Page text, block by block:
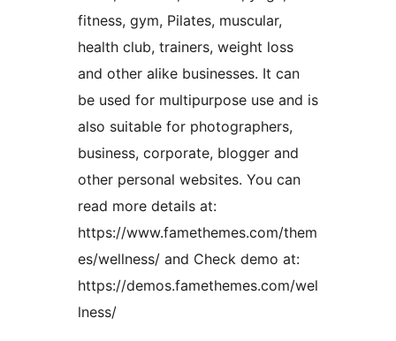
fitness, gym, Pilates, muscular,
health club, trainers, weight loss
and other alike businesses. It can
be used for multipurpose use and is
also suitable for photographers,
business, corporate, blogger and
other personal websites. You can
read more details at:
https://www.famethemes.com/them
es/wellness/ and Check demo at:
https://demos.famethemes.com/wel
lness/